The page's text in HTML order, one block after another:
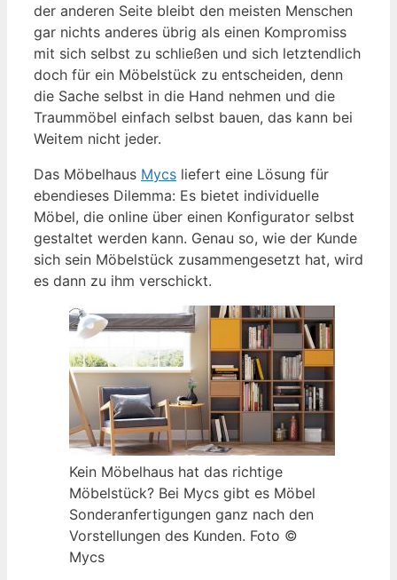
der anderen Seite bleibt den meisten Menschen
gar nichts anderes übrig als einen Kompromiss
mit sich selbst zu schließen und sich letztendlich
doch für ein Möbelstück zu entscheiden, denn
die Sache selbst in die Hand nehmen und die
Traummöbel einfach selbst bauen, das kann bei
Weitem nicht jeder.
Das Möbelhaus Mycs liefert eine Lösung für
ebendieses Dilemma: Es bietet individuelle
Möbel, die online über einen Konfigurator selbst
gestaltet werden kann. Genau so, wie der Kunde
sich sein Möbelstück zusammengesetzt hat, wird
es dann zu ihm verschickt.
Kein Möbelhaus hat das richtige
Möbelstück? Bei Mycs gibt es Möbel
Sonderanfertigungen ganz nach den
Vorstellungen des Kunden. Foto ©
Mycs